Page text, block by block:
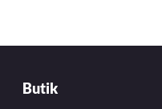
Butik